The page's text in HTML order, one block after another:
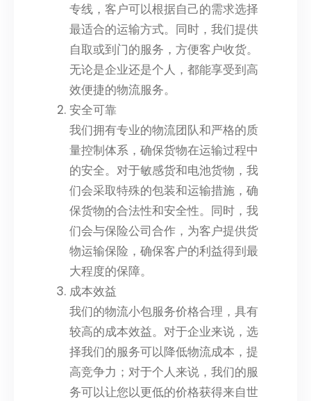
专线，客户可以根据自己的需求选择
最适合的运输方式。同时，我们提供
自取或到门的服务，方便客户收货。
无论是企业还是个人，都能享受到高
效便捷的物流服务。
安全可靠
我们拥有专业的物流团队和严格的质
量控制体系，确保货物在运输过程中
的安全。对于敏感货和电池货物，我
们会采取特殊的包装和运输措施，确
保货物的合法性和安全性。同时，我
们会与保险公司合作，为客户提供货
物运输保险，确保客户的利益得到最
大程度的保障。
成本效益
我们的物流小包服务价格合理，具有
较高的成本效益。对于企业来说，选
择我们的服务可以降低物流成本，提
高竞争力；对于个人来说，我们的服
务可以让您以更低的价格获得来自世